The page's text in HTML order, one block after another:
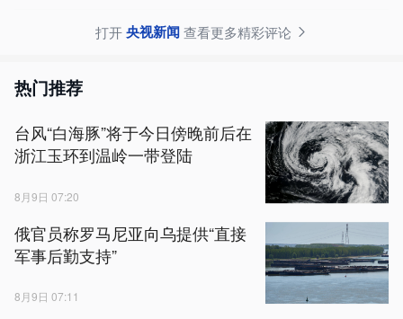
打开央视新闻查看更多精彩评论
热门推荐
台风“白海豚”将于今日傍晚前后在
浙江玉环到温岭一带登陆
8月9日 07:20
俄官员称罗马尼亚向乌提供“直接
军事后勤支持”
8月9日 07:11